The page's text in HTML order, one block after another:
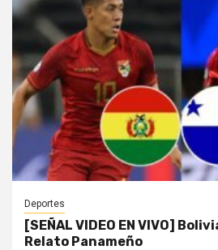
Deportes
[SEÑAL VIDEO EN VIVO]
Relato Panameño